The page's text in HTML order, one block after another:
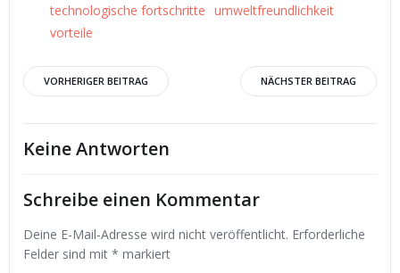
technologische fortschritte umweltfreundlichkeit
vorteile
Beitrags-
Navigation
VORHERIGER BEITRAG
Beitrags-
Navigation
NÄCHSTER BEITRAG
Keine Antworten
Schreibe einen Kommentar
Deine E-Mail-Adresse wird nicht veröffentlicht. Erforderliche
Felder sind mit * markiert